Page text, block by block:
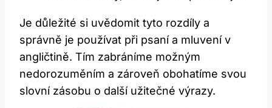
Je důležité si uvědomit tyto rozdíly a
správně je používat při psaní a mluvení v
angličtině. Tím zabráníme možným
nedorozuměním a zároveň obohatíme svou
slovní zásobu o další užitečné výrazy.